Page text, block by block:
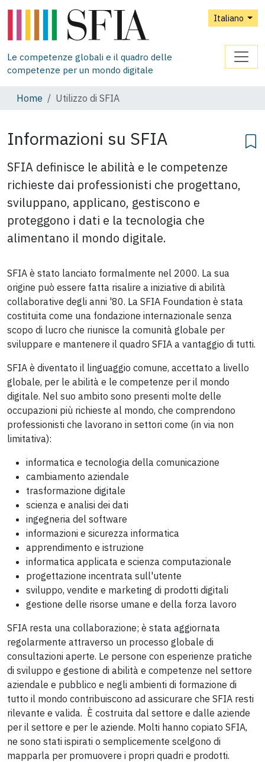
Italiano
Le competenze globali e il quadro delle
competenze per un mondo digitale
Home Utilizzo di SFIA
Informazioni su SFIA
SFIA definisce le abilità e le competenze
richieste dai professionisti che progettano,
sviluppano, applicano, gestiscono e
proteggono i dati e la tecnologia che
alimentano il mondo digitale.
SFIA è stato lanciato formalmente nel 2000. La sua
origine può essere fatta risalire a iniziative di abilità
collaborative degli anni '80. La SFIA Foundation è stata
costituita come una fondazione internazionale senza
scopo di lucro che riunisce la comunità globale per
sviluppare e mantenere il quadro SFIA a vantaggio di tutti.
SFIA è diventato il linguaggio comune, accettato a livello
globale, per le abilità e le competenze per il mondo
digitale. Nel suo ambito sono presenti molte delle
occupazioni più richieste al mondo, che comprendono
professionisti che lavorano in settori come (in via non
limitativa):
informatica e tecnologia della comunicazione
cambiamento aziendale
trasformazione digitale
scienza e analisi dei dati
ingegneria del software
informazioni e sicurezza informatica
apprendimento e istruzione
informatica applicata e scienza computazionale
progettazione incentrata sull'utente
sviluppo, vendite e marketing di prodotti digitali
gestione delle risorse umane e della forza lavoro
SFIA resta una collaborazione; è stata aggiornata
regolarmente attraverso un processo globale di
consultazioni aperte. Le persone con esperienze pratiche
di sviluppo e gestione di abilità e competenze nel settore
aziendale e pubblico e negli ambienti di formazione di
tutto il mondo contribuiscono ad assicurare che SFIA resti
rilevante e valida. È costruita dal settore e dalle aziende
per il settore e per le aziende. Molti hanno copiato SFIA,
ne sono stati ispirati o semplicemente scelgono di
mapparla per promuovere i propri quadri e prodotti.